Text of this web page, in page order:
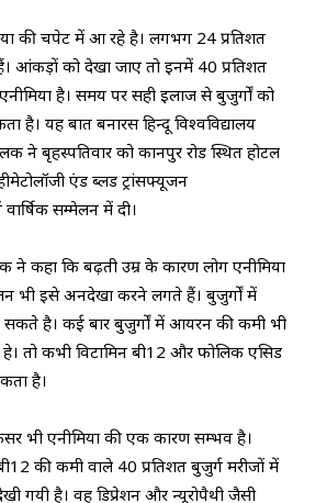
की चपेट में आ रहे है। लगभग 24 प्रतिशत
आंकड़ों को देखा जाए तो इनमें 40 प्रतिशत
है। समय पर सही इलाज से बुजुर्गों को
है। यह बात बनारस हिन्दू विश्वविद्यालय
ने बृहस्पतिवार को कानपुर रोड स्थित होटल
एंड ब्लड ट्रांसफ्यूजन
सम्मेलन में दी।
ने कहा कि बढ़ती उम्र के कारण लोग एनीमिया
भी इसे अनदेखा करने लगते हैं। बुजुर्गों में
सकते है। कई बार बुजुर्गों में आयरन की कमी भी
तो कभी विटामिन बी12 और फोलिक एसिड
है।
भी एनीमिया की एक कारण सम्भव है।
की कमी वाले 40 प्रतिशत बुजुर्ग मरीजों में
गयी है। वह डिप्रेशन और न्यूरोपैथी जैसी